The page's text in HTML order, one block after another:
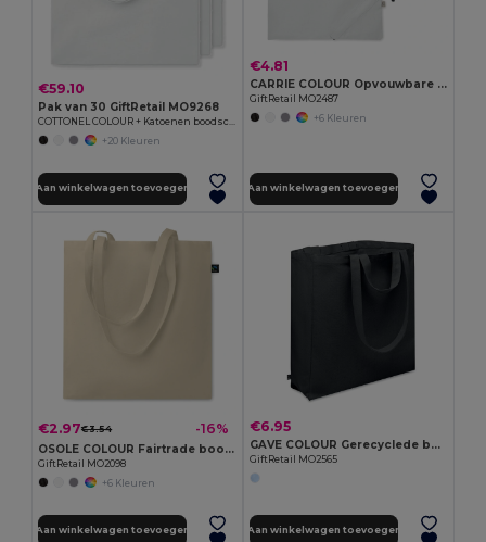
€59.10
Pak van 30 GiftRetail MO9268
+20 Kleuren
Aan winkelwagen toevoegen
€4.81
CARRIE COLOUR Opvouwbare boodschappentas 140gr/m
GiftRetail MO2487
+6 Kleuren
Aan winkelwagen toevoegen
€2.97€3.54 -16%
OSOLE COLOUR Fairtrade boodschappentas 140gr/m²
GiftRetail MO2098
+6 Kleuren
Aan winkelwagen toevoegen
€6.95
GAVE COLOUR Gerecyclede boodschappentas
GiftRetail MO2565
Aan winkelwagen toevoegen